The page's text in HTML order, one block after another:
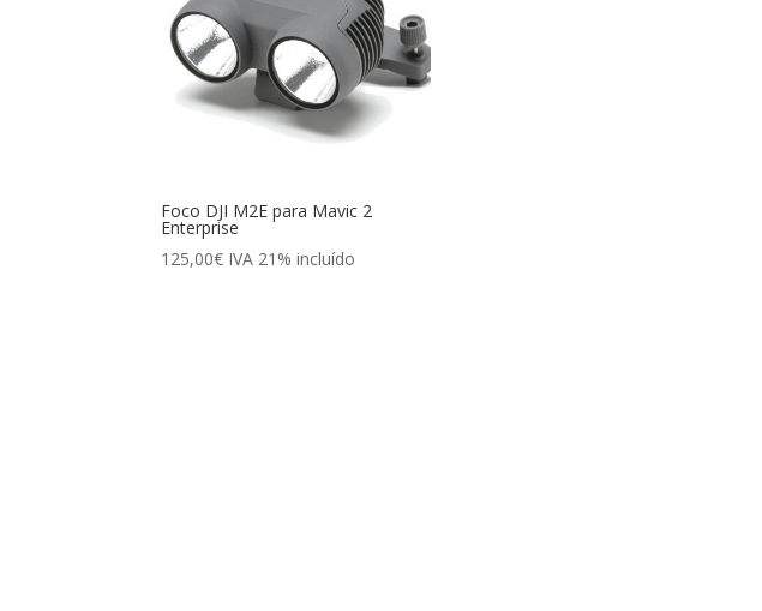
Foco DJI M2E para Mavic 2
Enterprise
125,00€ IVA 21% incluído